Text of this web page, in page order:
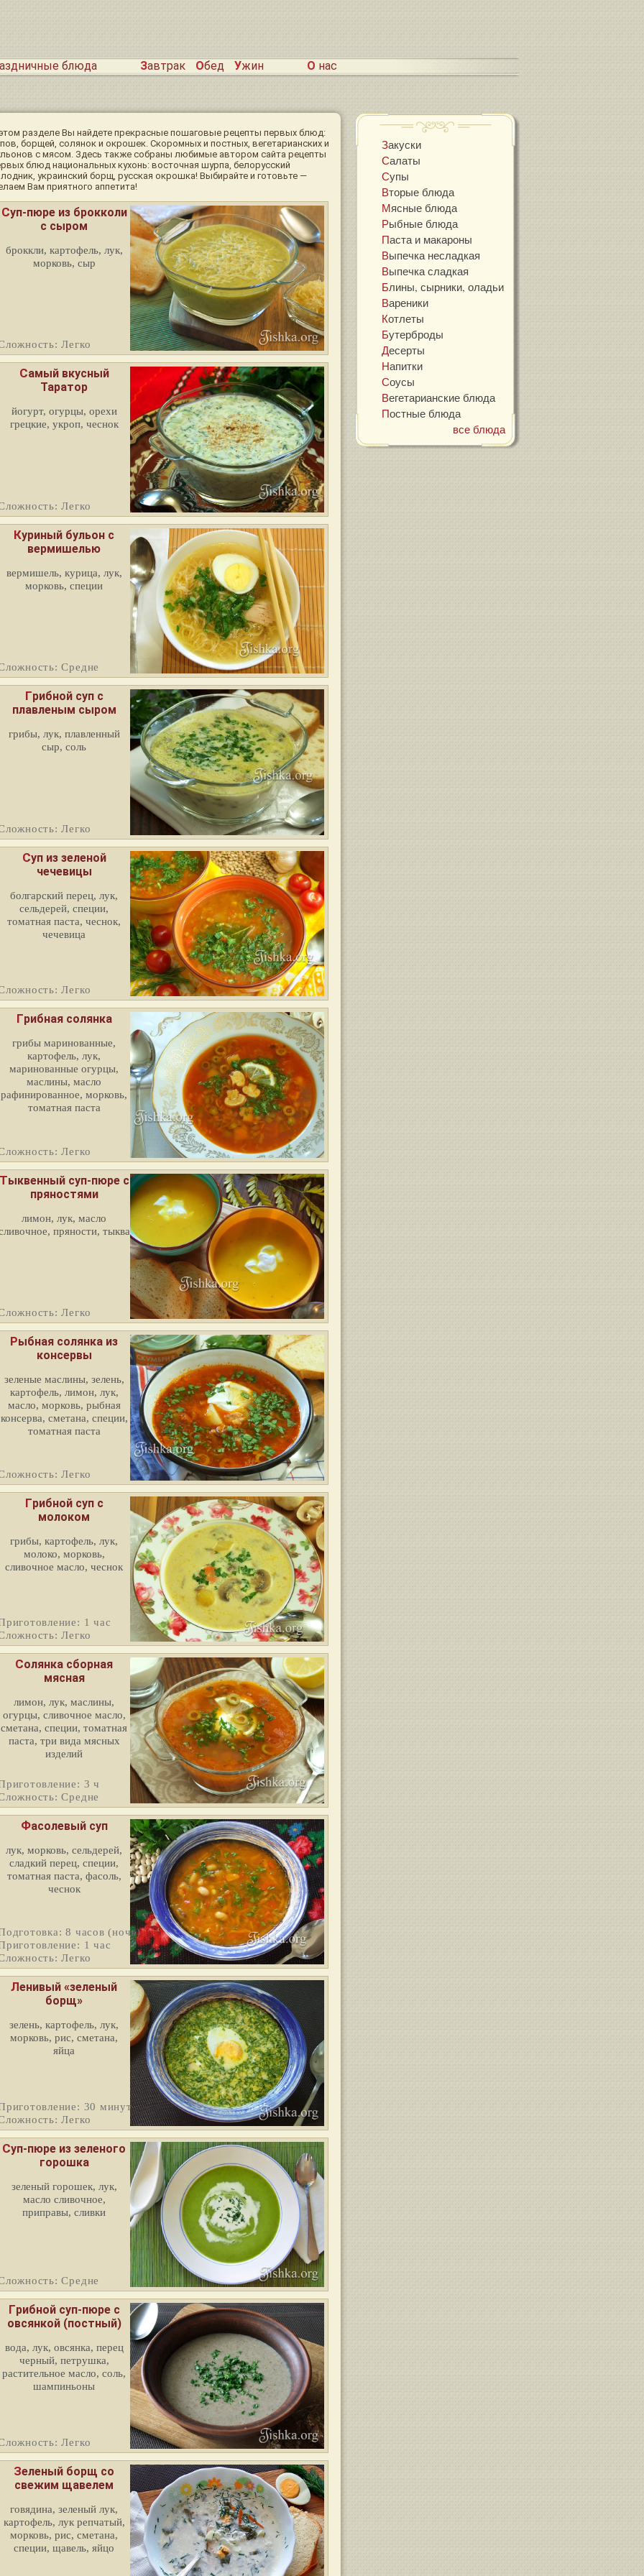
Завтрак Обед Ужин О нас
блюда
разделе Вы найдете прекрасные пошаговые рецепты первых блюд:
борщей, солянок и окрошек. Скоромных и постных, вегетарианских и
с мясом. Здесь также собраны любимые автором сайта рецепты
блюд национальных кухонь: восточная шурпа, белорусский
украинский борщ, русская окрошка! Выбирайте и готовьте —
Вам приятного аппетита!
Суп-пюре из брокколи
с сыром
броккли, картофель, лук,
морковь, сыр
Легко
Самый вкусный
Таратор
йогурт, огурцы, орехи
грецкие, укроп, чеснок
Легко
Куриный бульон с
вермишелью
вермишель, курица, лук,
морковь, специи
Средне
Грибной суп с
плавленым сыром
грибы, лук, плавленный
сыр, соль
Легко
Суп из зеленой
чечевицы
болгарский перец, лук,
сельдерей, специи,
томатная паста, чеснок,
чечевица
Легко
Грибная солянка
грибы маринованные,
картофель, лук,
маринованные огурцы,
маслины, масло
рафинированное, морковь,
томатная паста
Легко
суп-пюре с
пряностями
лимон, лук, масло
пряности, тыква
Легко
Рыбная солянка из
консервы
зеленые маслины, зелень,
картофель, лимон, лук,
масло, морковь, рыбная
консерва, сметана, специи,
томатная паста
Легко
Грибной суп с
молоком
грибы, картофель, лук,
молоко, морковь,
сливочное масло, чеснок
1 час
Легко
Солянка сборная
мясная
лимон, лук, маслины,
огурцы, сливочное масло,
сметана, специи, томатная
паста, три вида мясных
изделий
3 ч
Средне
Фасолевый суп
лук, морковь, сельдерей,
сладкий перец, специи,
томатная паста, фасоль,
чеснок
8 часов (ночь)
1 час
Легко
Ленивый «зеленый
борщ»
зелень, картофель, лук,
морковь, рис, сметана,
яйца
30 минут
Легко
Суп-пюре из зеленого
горошка
зеленый горошек, лук,
масло сливочное,
приправы, сливки
Средне
Грибной суп-пюре с
овсянкой (постный)
вода, лук, овсянка, перец
черный, петрушка,
растительное масло, соль,
шампиньоны
Легко
Зеленый борщ со
свежим щавелем
говядина, зеленый лук,
картофель, лук репчатый,
морковь, рис, сметана,
специи, щавель, яйцо
Закуски
Салаты
Супы
Вторые блюда
Мясные блюда
Рыбные блюда
Паста и макароны
Выпечка несладкая
Выпечка сладкая
Блины, сырники, оладьи
Вареники
Котлеты
Бутерброды
Десерты
Напитки
Соусы
Вегетарианские блюда
Постные блюда
все блюда